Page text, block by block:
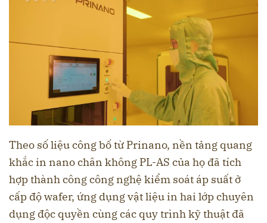
Theo số liệu công bố từ Prinano, nền tảng quang
khắc in nano chân không PL-AS của họ đã tích
hợp thành công công nghệ kiểm soát áp suất ở
cấp độ wafer, ứng dụng vật liệu in hai lớp chuyên
dụng độc quyền cùng các quy trình kỹ thuật đã